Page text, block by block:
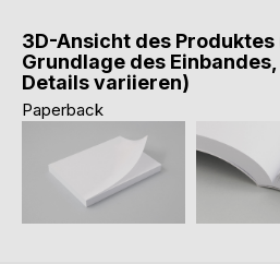
3D-Ansicht des
Grundlage des
Details variieren)
Paperback